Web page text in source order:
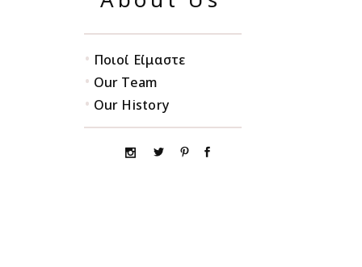
• Ποιοί Είμαστε
• Our Team
• Our History